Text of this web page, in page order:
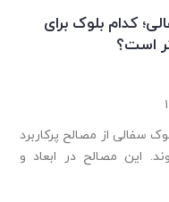
کدام بلوک برای
است؟
سفالی از مصالح پرکاربرد
این مصالح در ابعاد و